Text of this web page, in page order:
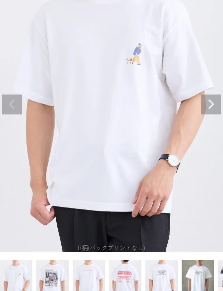
B柄(バックプリントなし)